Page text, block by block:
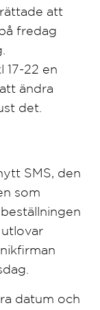
att
fredag
17-22 en
ändra
det.
SMS, den
som
datum och